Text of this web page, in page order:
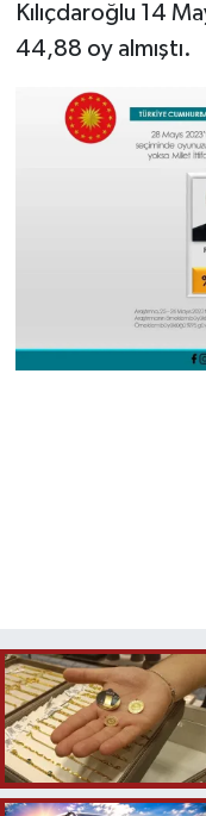
Kılıçdaroğlu 14
44,88 oy almıştı.